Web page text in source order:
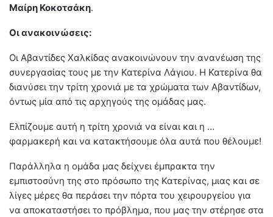
Μαίρη Κοκοτσάκη.
Οι ανακοινώσεις:
Οι Αβαντίδες Χαλκίδας ανακοινώνουν την ανανέωση της
συνεργασίας τους με την Κατερίνα Λάγιου. Η Κατερίνα θα
διανύσει την τρίτη χρονιά με τα χρώματα των Αβαντίδων,
όντως μία από τις αρχηγούς της ομάδας μας.
Ελπίζουμε αυτή η τρίτη χρονιά να είναι και η …
φαρμακερή και να κατακτήσουμε όλα αυτά που θέλουμε!
Παράλληλα η ομάδα μας δείχνει έμπρακτα την
εμπιστοσύνη της στο πρόσωπο της Κατερίνας, μιας και σε
λίγες μέρες θα περάσει την πόρτα του χειρουργείου για
να αποκαταστήσει το πρόβλημα, που μας την στέρησε στα